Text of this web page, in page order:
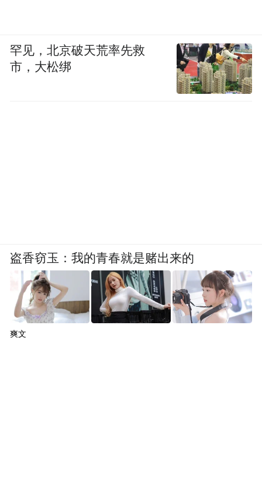
罕见，北京破天荒率先救
市，大松绑
盗香窃玉：我的青春就是赌出来的
爽文